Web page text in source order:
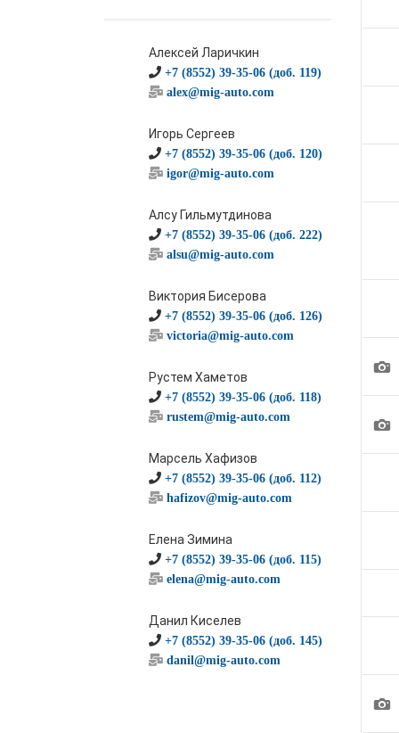
Алексей Ларичкин
+7 (8552) 39-35-06 (доб. 119)
alex@mig-auto.com
Игорь Сергеев
+7 (8552) 39-35-06 (доб. 120)
igor@mig-auto.com
Алсу Гильмутдинова
+7 (8552) 39-35-06 (доб. 222)
alsu@mig-auto.com
Виктория Бисерова
+7 (8552) 39-35-06 (доб. 126)
victoria@mig-auto.com
Рустем Хаметов
+7 (8552) 39-35-06 (доб. 118)
rustem@mig-auto.com
Марсель Хафизов
+7 (8552) 39-35-06 (доб. 112)
hafizov@mig-auto.com
Елена Зимина
+7 (8552) 39-35-06 (доб. 115)
elena@mig-auto.com
Данил Киселев
+7 (8552) 39-35-06 (доб. 145)
danil@mig-auto.com
1
1
1